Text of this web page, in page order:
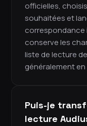
officielles,
souhaitées et
correspondance
conserve les
liste de lecture
généralement en
Puis-je
lecture